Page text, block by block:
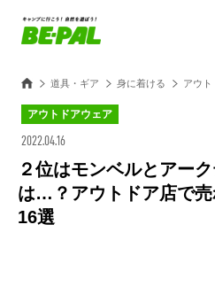
道具・ギア 身に着ける アウト
アウトドアウェア
2022.04.16
２位はモンベルとアー
は…？アウトドア店で
16選